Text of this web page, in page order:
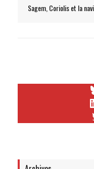
Sagem, Coriolis et la